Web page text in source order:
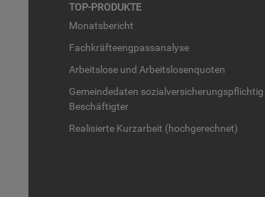
TOP-PRO­DUK­TE
Mo­nats­be­richt
Fach­kräf­te­eng­pass­ana­ly­se
Ar­beits­lo­se und Ar­beits­lo­sen­quo­ten
Ge­mein­de­da­ten so­zi­al­ver­si­che­rungs­pflich­tig
Be­schäf­tig­ter
Rea­li­sier­te Kurz­ar­beit (hoch­ge­rech­net)